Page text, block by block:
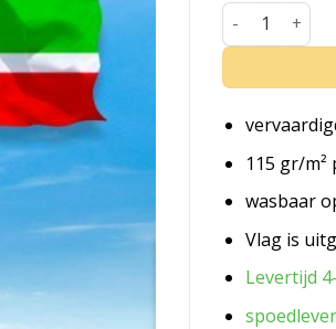
Vlag Leusden
115 gr/
wasbaar
Vlag is
Levertijd